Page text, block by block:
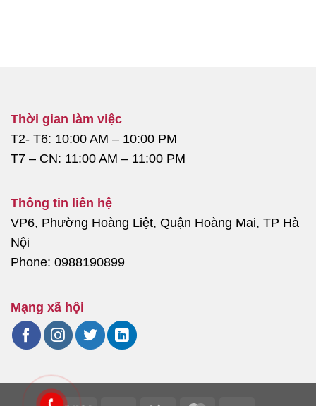
Thời gian làm việc
T2- T6: 10:00 AM – 10:00 PM
T7 – CN: 11:00 AM – 11:00 PM
Thông tin liên hệ
VP6, Phường Hoàng Liệt, Quận Hoàng Mai, TP Hà
Nội
Phone: 0988190899
Mạng xã hội